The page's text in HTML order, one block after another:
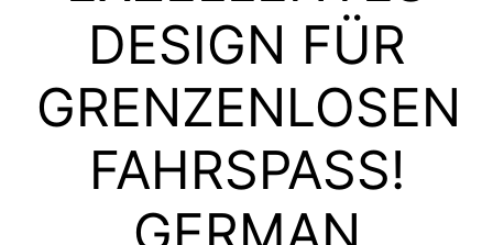
DESIGN FÜR
GRENZENLOSEN
FAHRSPASS! G